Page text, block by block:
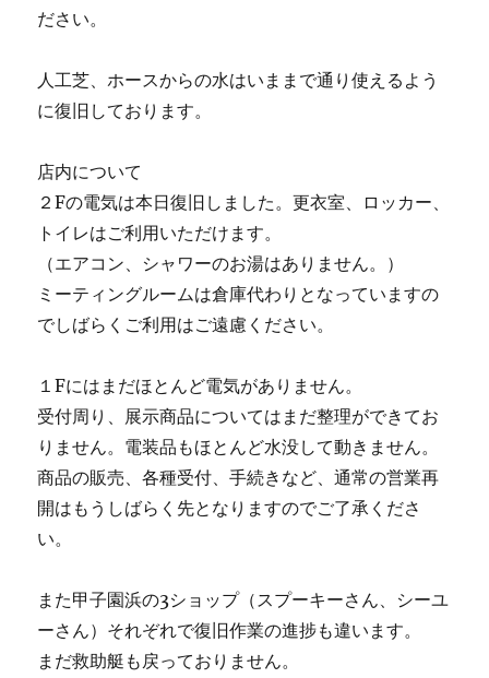
ださい。
人工芝、ホースからの水はいままで通り使えるよう
に復旧しております。
店内について
２Fの電気は本日復旧しました。更衣室、ロッカー、
トイレはご利用いただけます。
（エアコン、シャワーのお湯はありません。）
ミーティングルームは倉庫代わりとなっていますの
でしばらくご利用はご遠慮ください。
１Fにはまだほとんど電気がありません。
受付周り、展示商品についてはまだ整理ができてお
りません。電装品もほとんど水没して動きません。
商品の販売、各種受付、手続きなど、通常の営業再
開はもうしばらく先となりますのでご了承くださ
い。
また甲子園浜の3ショップ（スプーキーさん、シーユ
ーさん）それぞれで復旧作業の進捗も違います。
まだ救助艇も戻っておりません。